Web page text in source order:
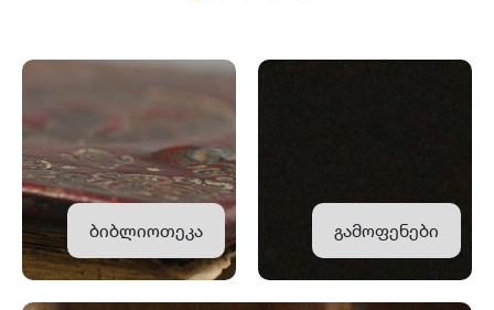
ბიბლიოთეკა გამოფენები